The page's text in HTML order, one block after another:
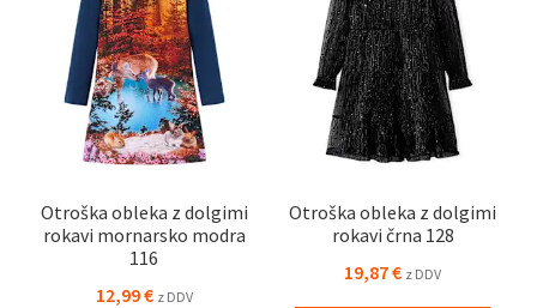
Otroška obleka z dolgimi
rokavi mornarsko modra
116
12,99€ z DDV
Otroška obleka z dolgimi
rokavi črna 128
19,87€ z DDV